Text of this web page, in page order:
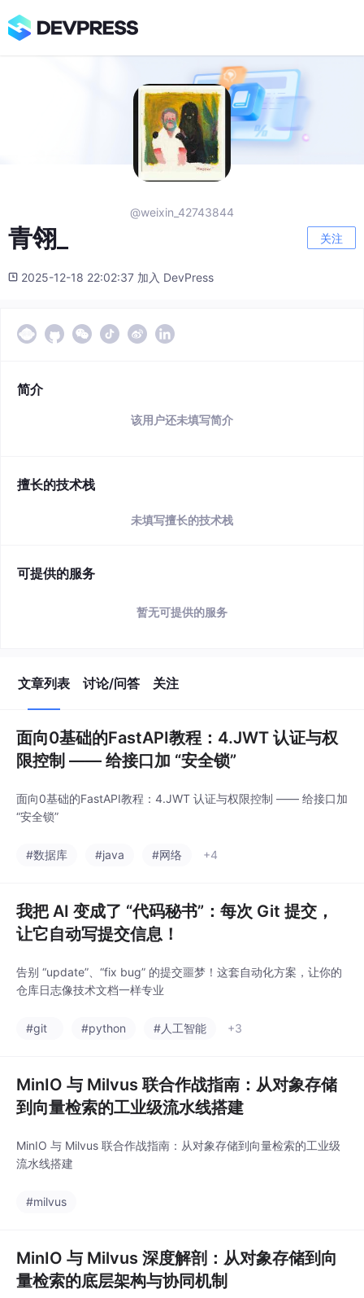
@weixin_42743844
青翎_ 关注
2025-12-18 22:02:37 加入 DevPress
简介
该用户还未填写简介
擅长的技术栈
未填写擅长的技术栈
可提供的服务
暂无可提供的服务
文章列表 讨论/问答 关注
面向0基础的FastAPI教程：4.JWT 认证与权
限控制 —— 给接口加 “安全锁”
面向0基础的FastAPI教程：4.JWT 认证与权限控制 —— 给接口加
“安全锁”
#数据库 #java #网络 +4
我把 AI 变成了 “代码秘书”：每次 Git 提交，
让它自动写提交信息！
告别 “update”、“fix bug” 的提交噩梦！这套自动化方案，让你的
仓库日志像技术文档一样专业
#git #python #人工智能 +3
MinIO 与 Milvus 联合作战指南：从对象存储
到向量检索的工业级流水线搭建
MinIO 与 Milvus 联合作战指南：从对象存储到向量检索的工业级
流水线搭建
#milvus
MinIO 与 Milvus 深度解剖：从对象存储到向
量检索的底层架构与协同机制